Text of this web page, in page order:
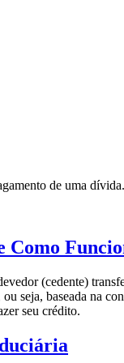
de uma dívida.
Como
(cedente)
ou seja, baseada na
seu crédito.